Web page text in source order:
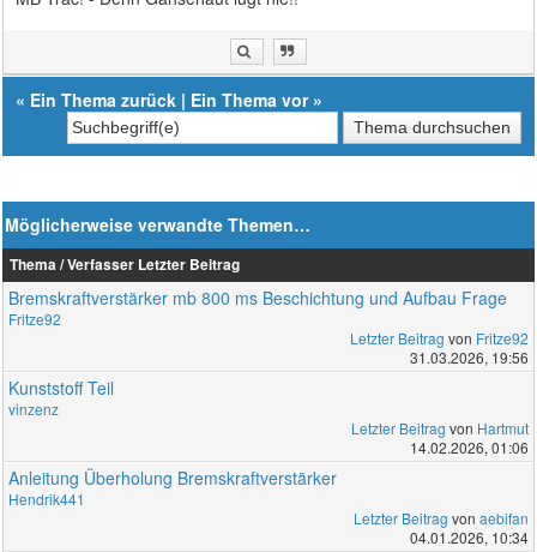
« Ein Thema zurück | Ein Thema vor»
Möglicherweise verwandte Themen…
Thema / Verfasser Letzter Beitrag
Bremskraftverstärker mb 800 ms Beschichtung und Aufbau Frage
Fritze92
Letzter Beitrag von Fritze92
31.03.2026, 19:56
Kunststoff Teil
vinzenz
Letzter Beitrag von Hartmut
14.02.2026, 01:06
Anleitung Überholung Bremskraftverstärker
Hendrik441
Letzter Beitrag von aebifan
04.01.2026, 10:34